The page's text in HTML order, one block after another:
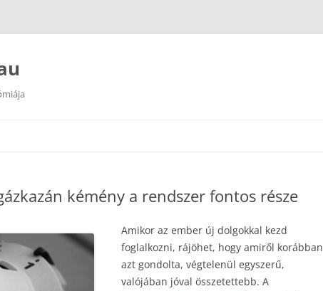
kémény a rendszer fontos része
Amikor az ember új dolgokkal kezd
foglalkozni, rájöhet, hogy amiről korábban
azt gondolta, végtelenül egyszerű,
valójában jóval összetettebb. A